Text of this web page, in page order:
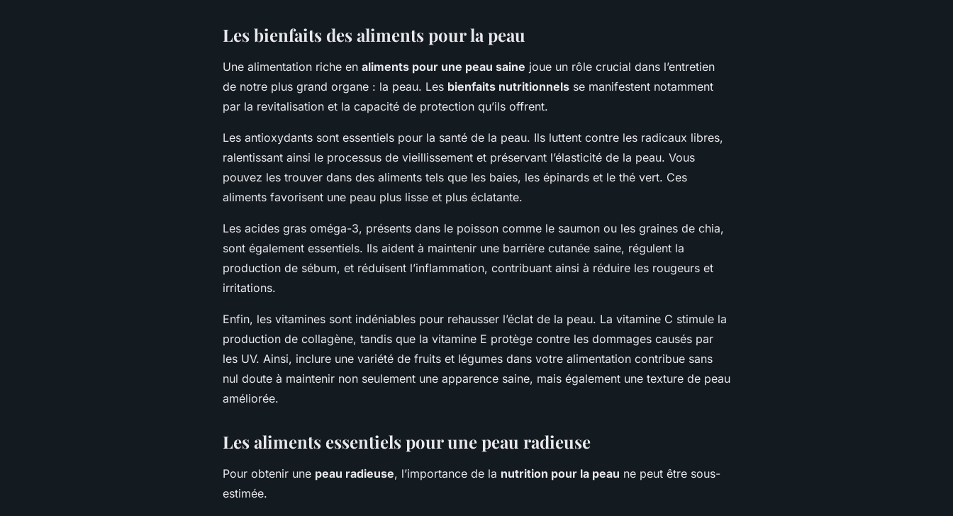
Les bienfaits des aliments pour la peau
Une alimentation riche en aliments pour une peau saine joue un rôle crucial dans l’entretien
de notre plus grand organe : la peau. Les bienfaits nutritionnels se manifestent notamment
par la revitalisation et la capacité de protection qu’ils offrent.
Les antioxydants sont essentiels pour la santé de la peau. Ils luttent contre les radicaux libres,
ralentissant ainsi le processus de vieillissement et préservant l’élasticité de la peau. Vous
pouvez les trouver dans des aliments tels que les baies, les épinards et le thé vert. Ces
aliments favorisent une peau plus lisse et plus éclatante.
Les acides gras oméga-3, présents dans le poisson comme le saumon ou les graines de chia,
sont également essentiels. Ils aident à maintenir une barrière cutanée saine, régulent la
production de sébum, et réduisent l’inflammation, contribuant ainsi à réduire les rougeurs et
irritations.
Enfin, les vitamines sont indéniables pour rehausser l’éclat de la peau. La vitamine C stimule la
production de collagène, tandis que la vitamine E protège contre les dommages causés par
les UV. Ainsi, inclure une variété de fruits et légumes dans votre alimentation contribue sans
nul doute à maintenir non seulement une apparence saine, mais également une texture de peau
améliorée.
Les aliments essentiels pour une peau radieuse
Pour obtenir une peau radieuse, l’importance de la nutrition pour la peau ne peut être sous-
estimée.